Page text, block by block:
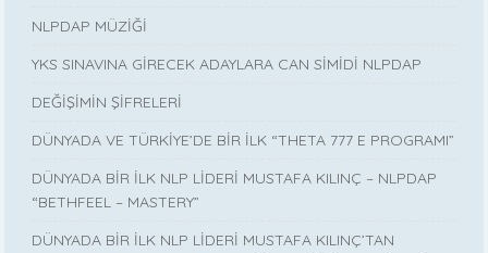
NLPDAP MÜZİĞİ
YKS SINAVINA GİRECEK ADAYLARA CAN SİMİDİ NLPDAP
DEĞİŞİMİN ŞİFRELERİ
DÜNYADA VE TÜRKİYE’DE BİR İLK “THETA 777 E PROGRAMI”
DÜNYADA BİR İLK NLP LİDERİ MUSTAFA KILINÇ – NLPDAP
“BETHFEEL – MASTERY”
DÜNYADA BİR İLK NLP LİDERİ MUSTAFA KILINÇ’TAN